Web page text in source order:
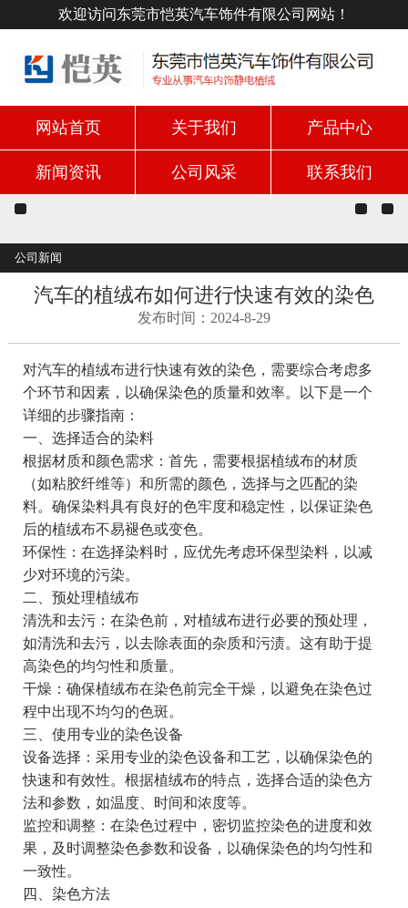
欢迎访问东莞市恺英汽车饰件有限公司网站！
网站首页 关于我们 产品中心
新闻资讯 公司风采 联系我们
公司新闻
汽车的植绒布如何进行快速有效的染色
发布时间：2024-8-29
对汽车的植绒布进行快速有效的染色，需要综合考虑多
个环节和因素，以确保染色的质量和效率。以下是一个
详细的步骤指南：
一、选择适合的染料
根据材质和颜色需求：首先，需要根据植绒布的材质
（如粘胶纤维等）和所需的颜色，选择与之匹配的染
料。确保染料具有良好的色牢度和稳定性，以保证染色
后的植绒布不易褪色或变色。
环保性：在选择染料时，应优先考虑环保型染料，以减
少对环境的污染。
二、预处理植绒布
清洗和去污：在染色前，对植绒布进行必要的预处理，
如清洗和去污，以去除表面的杂质和污渍。这有助于提
高染色的均匀性和质量。
干燥：确保植绒布在染色前完全干燥，以避免在染色过
程中出现不均匀的色斑。
三、使用专业的染色设备
设备选择：采用专业的染色设备和工艺，以确保染色的
快速和有效性。根据植绒布的特点，选择合适的染色方
法和参数，如温度、时间和浓度等。
监控和调整：在染色过程中，密切监控染色的进度和效
果，及时调整染色参数和设备，以确保染色的均匀性和
一致性。
四、染色方法